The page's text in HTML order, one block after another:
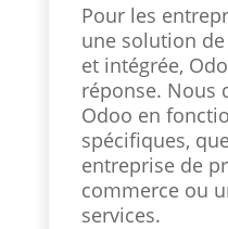
Pour les
une solution
et intégrée,
réponse. Nous
Odoo en
spécifiques,
entreprise de
commerce ou
services.